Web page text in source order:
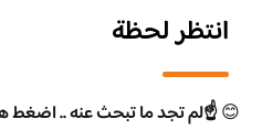
انتظر لحظة
😊☝️لم تجد ما تبحث عنه .. اضغط